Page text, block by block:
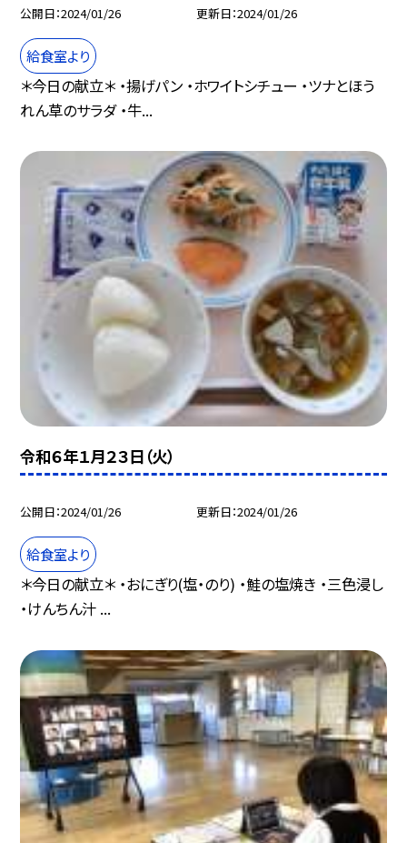
公開日 2024/01/26 更新日 2024/01/26
給食室より
＊今日の献立＊ ・揚げパン ・ホワイトシチュー ・ツナとほう
れん草のサラダ ・牛...
令和６年１月２３日（火）
公開日 2024/01/26 更新日 2024/01/26
給食室より
＊今日の献立＊ ・おにぎり(塩・のり) ・鮭の塩焼き ・三色浸し
・けんちん汁 ...